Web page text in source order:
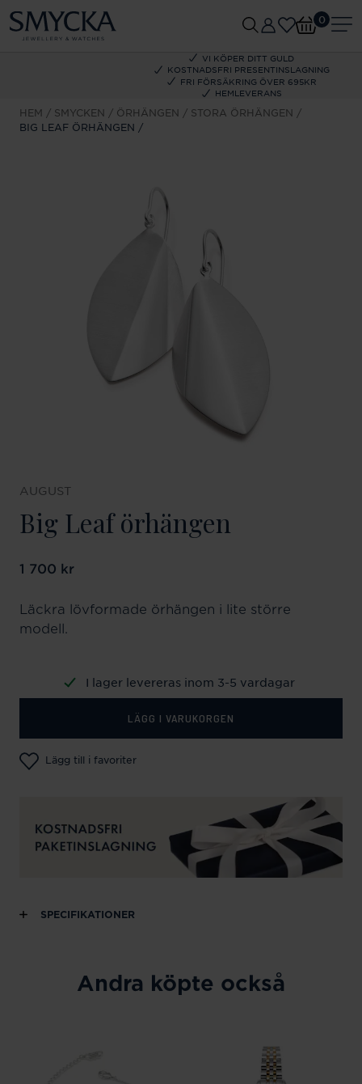
VI KÖPER DITT GULD
KOSTNADSFRI PRESENTINSLAGNING
FRI FÖRSÄKRING ÖVER 695KR
HEMLEVERANS
0
HEM SMYCKEN ÖRHÄNGEN
STORA ÖRHÄNGEN
BIG LEAF ÖRHÄNGEN
AUGUST
Big Leaf örhängen
Pris:1 700 kr
1 700 kr
Läckra lövformade örhängen i lite större
modell.
I lager levereras inom 3-5 vardagar
LÄGG I VARUKORGEN
Lägg till i favoriter
SPECIFIKATIONER
Andra köpte också